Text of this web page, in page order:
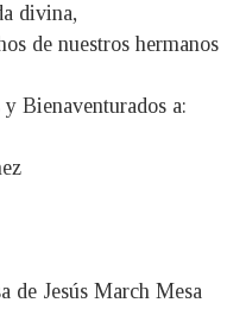
divina,
de nuestros hermanos
Bienaventurados a:
de Jesús March Mesa